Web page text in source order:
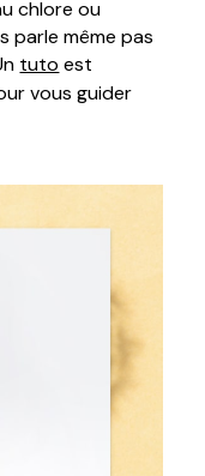
chlore ou
parle même pas
tuto est
vous guider